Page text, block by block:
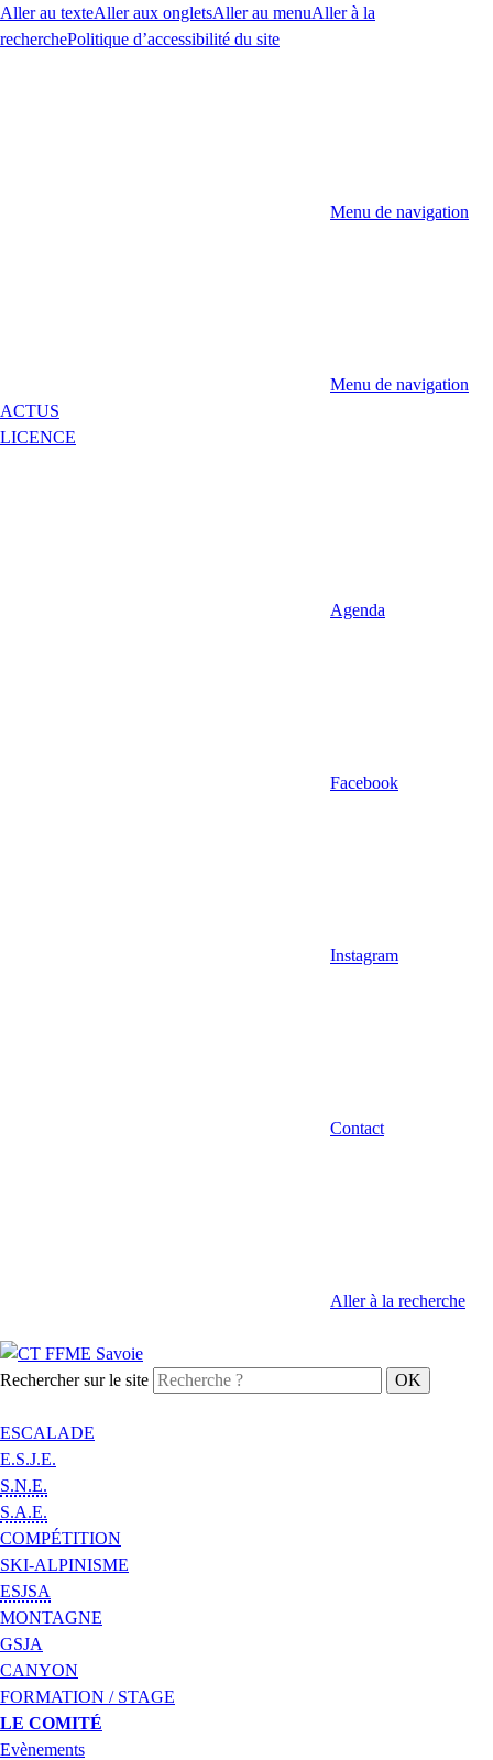
Aller au texteAller aux ongletsAller au menuAller à la
recherchePolitique d’accessibilité du site
Menu de navigation
Menu de navigation
ACTUS
LICENCE
Agenda
Facebook
Instagram
Contact
Aller à la recherche
Rechercher sur le site
ESCALADE
E.S.J.E.
S.N.E.
S.A.E.
COMPÉTITION
SKI-ALPINISME
ESJSA
MONTAGNE
GSJA
CANYON
FORMATION / STAGE
LE COMITÉ
Evènements